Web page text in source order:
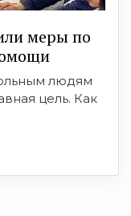
меры по
людям
цель. Как